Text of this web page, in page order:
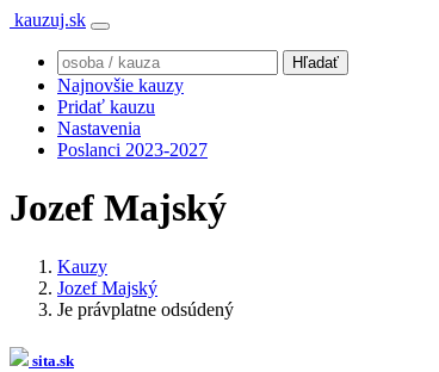
kauzuj.sk
Najnovšie kauzy
Pridať kauzu
Nastavenia
Poslanci 2023-2027
Jozef Majský
Kauzy
Jozef Majský
Je právplatne odsúdený
sita.sk